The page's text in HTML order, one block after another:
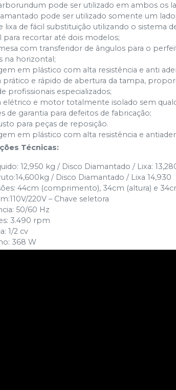
pode ser utilizado em ambos os
pode ser utilizado somente um lado;
lixa de fácil substituição utilizando o sistema
para recortar até dois modelos;
com transferidor de ângulos para o
na horizontal;
em plástico com alta resistência e anti
prático e rápido de abertura da tampa,
profissionais especializados;
elétrico e motor totalmente isolado sem
de garantia para defeitos de fabricação;
para peças de reposição.
em plástico com alta resistência e
Técnicas:
12,950 kg / Disco Diamantado / Lixa:
/ Disco Diamantado / Lixa 14,930
44cm (comprimento), 34cm (altura) e
220V – Chave seletora
50/60 Hz
3.490 rpm
1/2 cv
368 W